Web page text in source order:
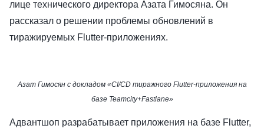
лице технического директора Азата Гимосяна. Он
рассказал о решении проблемы обновлений в
тиражируемых Flutter-приложениях.
Азат Гимосян с докладом «CI/CD тиражного Flutter-приложения на
базе Teamcity+Fastlane»
Адвантшоп разрабатывает приложения на базе Flutter,